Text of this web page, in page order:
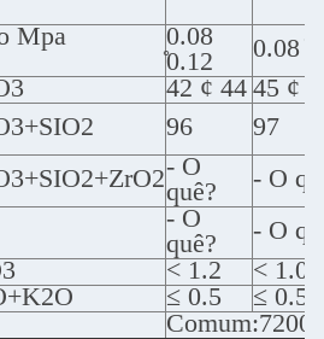
Mpa
0.08
̊0.12
0.08
42 ¢ 44 45 ¢
96
97
- O
quê?
- O
- O
quê?
- O
< 1.2
< 1.0
≤ 0.5
≤ 0.5